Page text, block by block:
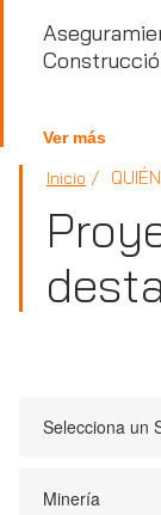
Ver más
Inicio
Selecciona un
Minería